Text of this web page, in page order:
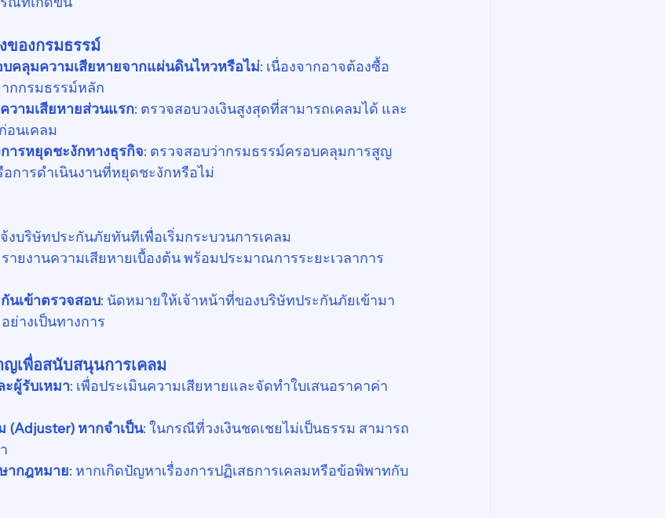
ของกรมธรรม์
คลุมความเสียหายจากแผ่นดินไหวหรือไม่: เนื่องจากอาจต้องซื้อ
กกรมธรรม์หลัก
วามเสียหายส่วนแรก: ตรวจสอบวงเงินสูงสุดที่สามารถเคลมได้ และ
อนเคลม
รหยุดชะงักทางธุรกิจ: ตรวจสอบว่ากรมธรรม์ครอบคลุมการสูญ
อการดำเนินงานที่หยุดชะงักหรือไม่
งบริษัทประกันภัยทันทีเพื่อเริ่มกระบวนการเคลม
รายงานความเสียหายเบื้องต้น พร้อมประมาณการระยะเวลาการ
นเข้าตรวจสอบ: นัดหมายให้เจ้าหน้าที่ของบริษัทประกันภัยเข้ามา
ย่างเป็นทางการ
ญเพื่อสนับสนุนการเคลม
ะผู้รับเหมา: เพื่อประเมินความเสียหายและจัดทำใบเสนอราคาค่า
(Adjuster) หากจำเป็น: ในกรณีที่วงเงินชดเชยไม่เป็นธรรม สามารถ
ากฎหมาย: หากเกิดปัญหาเรื่องการปฏิเสธการเคลมหรือข้อพิพาทกับ